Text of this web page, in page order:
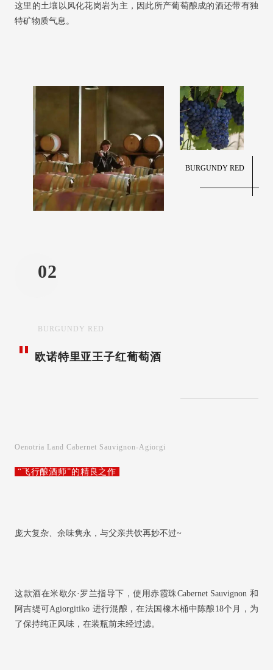
这里的土壤以风化花岗岩为主，因此所产葡萄酿成的酒还带有独
特矿物质气息。
BURGUNDY RED
02
BURGUNDY RED
欧诺特里亚王子红葡萄酒
Oenotria Land Cabernet Sauvignon-Agiorgi
“飞行酿酒师”的精良之作
庞大复杂、余味隽永，与父亲共饮再妙不过~
这款酒在米歇尔·罗兰指导下，使用赤霞珠Cabernet Sauvignon 和
阿吉缇可Agiorgitiko 进行混酿，在法国橡木桶中陈酿18个月，为
了保持纯正风味，在装瓶前未经过滤。